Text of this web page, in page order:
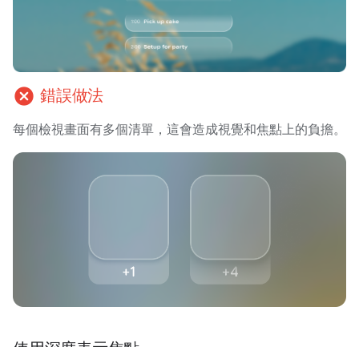
cancel 錯誤做法
每個檢視畫面有多個清單，這會造成視覺和焦點上的負擔。